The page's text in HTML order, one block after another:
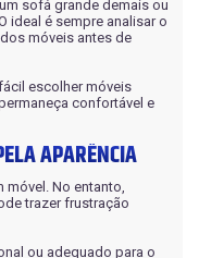
sofá grande demais ou
ideal é sempre analisar o
móveis antes de
escolher móveis
confortável e
APARÊNCIA
No entanto,
trazer frustração
ou adequado para o